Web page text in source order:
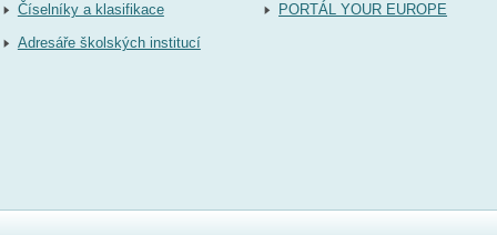
Číselníky a klasifikace
Adresáře školských institucí
PORTÁL YOUR EUROPE